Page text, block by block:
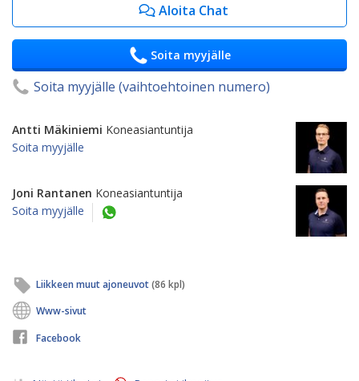
Aloita Chat
Soita myyjälle
Soita myyjälle (vaihtoehtoinen numero)
Antti Mäkiniemi Koneasiantuntija
Soita myyjälle
Joni Rantanen Koneasiantuntija
Soita myyjälle
Liikkeen muut ajoneuvot(86 kpl)
Www-sivut
Facebook